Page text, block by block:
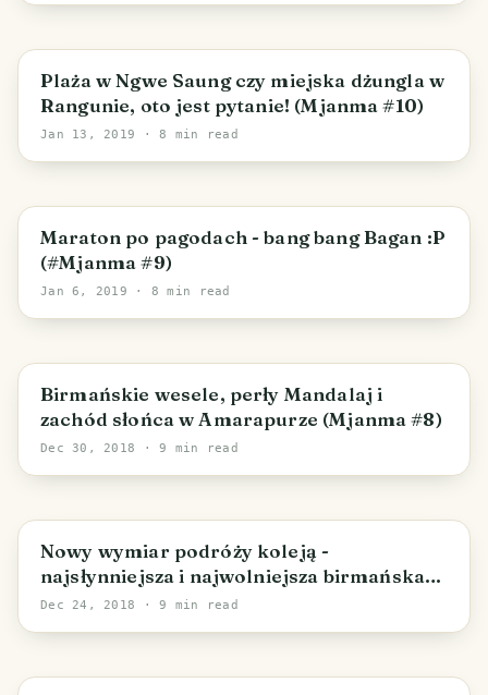
Plaża w Ngwe Saung czy miejska dżungla w
Rangunie, oto jest pytanie! (Mjanma #10)
Jan 13, 2019 · 8 min read
Maraton po pagodach - bang bang Bagan :P
(#Mjanma #9)
Jan 6, 2019 · 8 min read
Birmańskie wesele, perły Mandalaj i
zachód słońca w Amarapurze (Mjanma #8)
Dec 30, 2018 · 9 min read
Nowy wymiar podróży koleją -
najsłynniejsza i najwolniejsza birmańska
trasa przez wiadukt Goteik (Mjanma #7)
Dec 24, 2018 · 9 min read